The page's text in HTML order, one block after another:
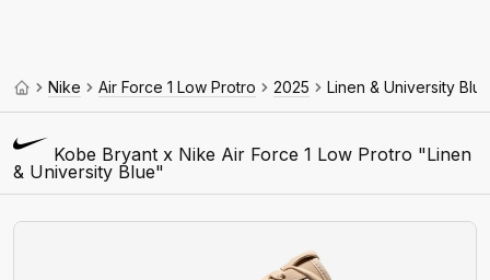
Nike Air Force 1 Low Protro 2025 Linen & University Blue
Kobe Bryant x Nike Air Force 1 Low Protro "Linen
& University Blue"